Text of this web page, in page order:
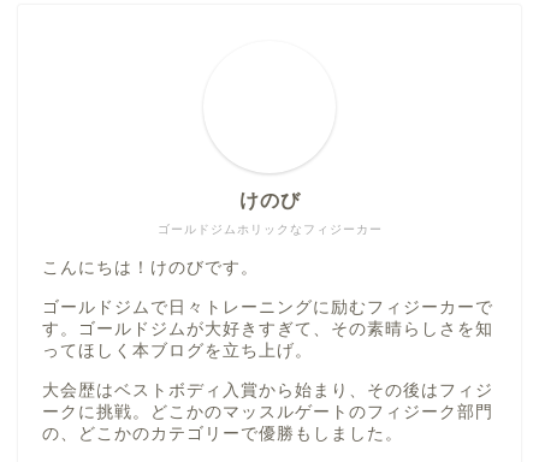
ゴールドジムホリックなフィジーカー
けのび
こんにちは！けのびです。
ゴールドジムで日々トレーニングに励むフィジーカーで
す。ゴールドジムが大好きすぎて、その素晴らしさを知
ってほしく本ブログを立ち上げ。
大会歴はベストボディ入賞から始まり、その後はフィジ
ークに挑戦。どこかのマッスルゲートのフィジーク部門
の、どこかのカテゴリーで優勝もしました。
ゴールドジム巡り